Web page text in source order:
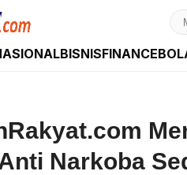
Indonesia dan Internasional
BISNISFINANCE
Narkoba